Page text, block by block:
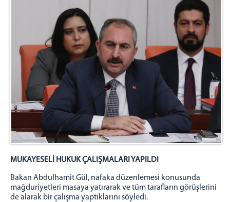
MUKAYESELİ HUKUK ÇALIŞMALARI YAPILDI
Bakan Abdulhamit Gül, nafaka düzenlemesi konusunda
mağduriyetleri masaya yatırarak ve tüm tarafların görüşlerini
de alarak bir çalışma yaptıklarını söyledi.